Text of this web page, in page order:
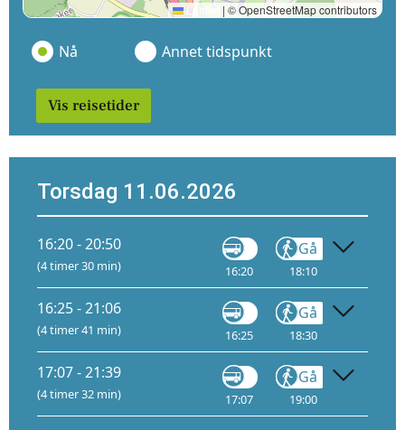
Leaflet | © OpenStreetMap contributors
Nå Annet tidspunkt
Vis reisetider
Torsdag 11.06.2026
16:20 - 20:50
(4 timer 30 min)
16:20
2
Gå
18:10
16:25 - 21:06
(4 timer 41 min)
16:25
1
Gå
18:30
17:07 - 21:39
(4 timer 32 min)
17:07
1
Gå
19:00